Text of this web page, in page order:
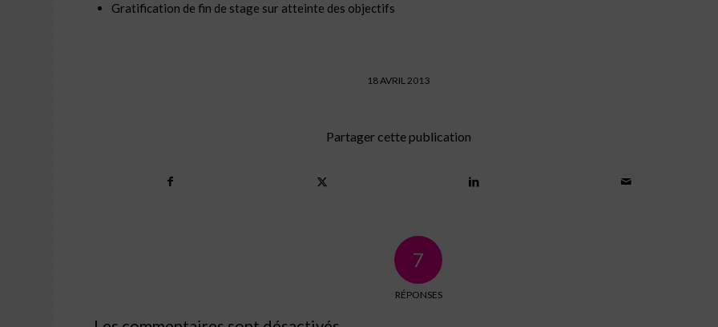
Gratification de fin de stage sur atteinte des objectifs
18 AVRIL 2013
Partager cette publication
7
RÉPONSES